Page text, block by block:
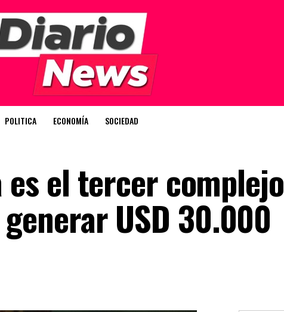
POLITICA ECONOMÍA SOCIEDAD
el tercer complejo
USD 30.000